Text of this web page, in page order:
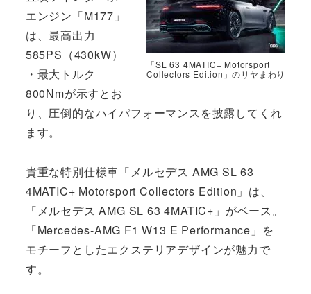
「SL 63 4MATIC+ Motorsport
Collectors Edition」のリヤまわり
エンジン「M177」
は、最高出力
585PS（430kW）
・最大トルク
800Nmが示すとお
り、圧倒的なハイパフォーマンスを披露してくれ
ます。
貴重な特別仕様車「メルセデス AMG SL 63
4MATIC+ Motorsport Collectors Edition」は、
「メルセデス AMG SL 63 4MATIC+」がベース。
「Mercedes-AMG F1 W13 E Performance」を
モチーフとしたエクステリアデザインが魅力で
す。